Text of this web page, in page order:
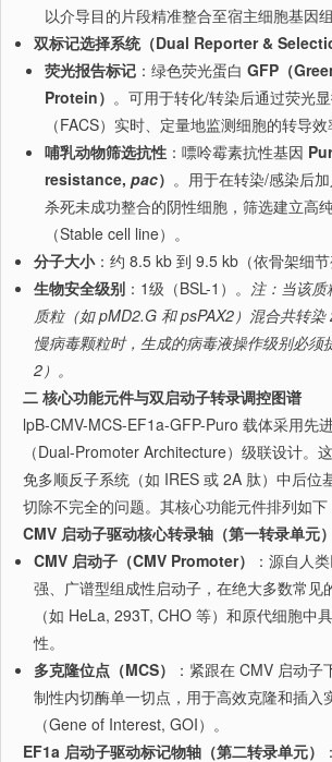
以介导目的片段精准整合至宿主细胞基因组
双标记选择系统（Dual Reporter &
荧光报告标记 ：绿色荧光蛋白 GFP（
Protein） 。可用于转化/转染后通过荧光
（FACS）实时、定量地监测细胞的转导效
哺乳动物筛选抗性 ：嘌呤霉素抗性基因
resistance, pac） 。用于在转染/感染后
杀死未成功整合的阴性细胞，筛选建立高
（Stable cell line）。
分子大小：约 8.5 kb 到 9.5 kb（依骨架细节
生物安全级别 ：1级（BSL-1）。 注：当该
质粒（如 pMD2.G 和 psPAX2）混合共转
慢病毒颗粒时，生成的病毒液操作级别必须
2）。
二 核心功能元件与双启动子转录调控图谱
lpB-CMV-MCS-EF1a-GFP-Puro 载体采用先
（Dual-Promoter Architecture）级联设计。
免多顺反子系统（如 IRES 或 2A 肽）中后位
切除不完全的问题。其核心功能元件排列如下
CMV 启动子驱动核心转录轴（第一转录单元）
CMV 启动子（CMV Promoter）
：源自人
强、广谱型组成性启动子，在绝大多数常见
（如 HeLa, 293T, CHO 等）和原代细胞中
性。
多克隆位点（MCS）
：紧跟在 CMV 启动
制性内切酶单一切点，用于高效克隆和插入
（Gene of Interest, GOI）。
EF1a 启动子驱动标记物轴（第二转录单元）
：